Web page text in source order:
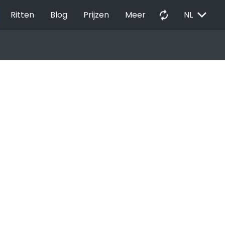
Ritten Blog Prijzen Meer autorenew NL EXPAND_MORE